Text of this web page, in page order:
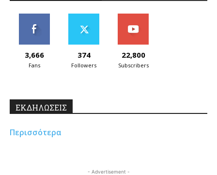
3,666
Fans
374
Followers
22,800
Subscribers
ΕΚΔΗΛΩΣΕΙΣ
Περισσότερα
- Advertisement -